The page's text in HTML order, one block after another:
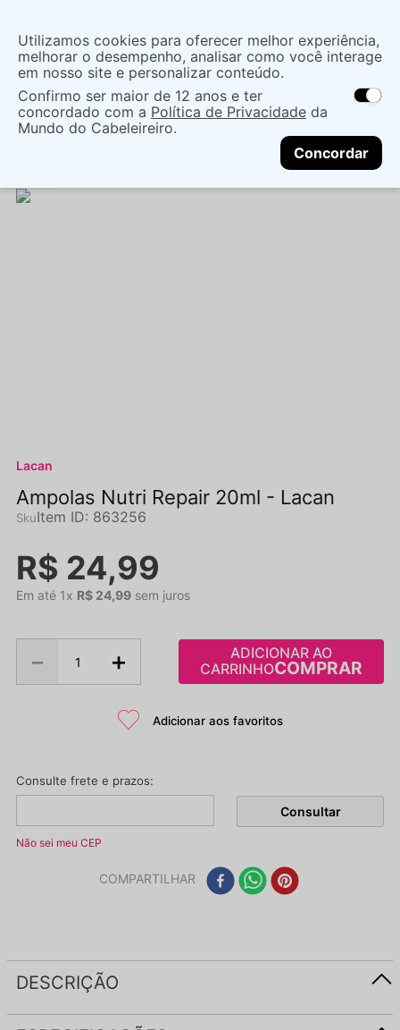
localização
As ofertas e opções de entrega variam de
acordo com a região.Não sei meu CEP
CONTINUAR
O que você procura?
Cabelo
Marcas Tradicionais
AMPOLAS NUTRI REPAIR
Lacan
Ampolas Nutri Repair 20ml - Lacan
Item ID: 863256
R$ 24,99
Em até 1x R$ 24,99 sem juros
＋
－
ADICIONAR AO
CARRINHO
Não sei meu CEP
COMPARTILHAR
DESCRIÇÃO
Utilizamos cookies para oferecer melhor experiência,
melhorar o desempenho, analisar como você interage
em nosso site e personalizar conteúdo.
Confirmo ser maior de 12 anos e ter
concordado com a Política de Privacidade da
Mundo do Cabeleireiro.
Concordar